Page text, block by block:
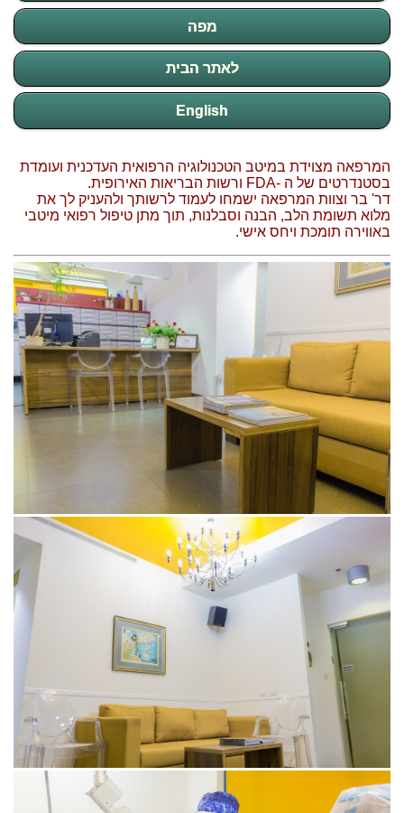
מפה
לאתר הבית
English
המרפאה מצוידת במיטב הטכנולוגיה הרפואית העדכנית ועומדת
בסטנדרטים של ה -FDA ורשות הבריאות האירופית.
דר' בר וצוות המרפאה ישמחו לעמוד לרשותך ולהעניק לך את
מלוא תשומת הלב, הבנה וסבלנות, תוך מתן טיפול רפואי מיטבי
באווירה תומכת ויחס אישי.